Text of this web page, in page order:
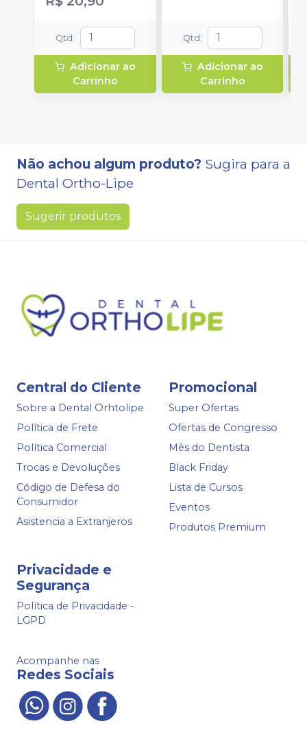
Qtd :
Adicionar ao
Carrinho
Qtd :
Adicionar ao
Carrinho
Não achou algum produto? Sugira para a
Dental Ortho-Lipe
Sugerir produtos
Central do Cliente
Sobre a Dental Orhtolipe
Política de Frete
Política Comercial
Trocas e Devoluções
Código de Defesa do
Consumidor
Asistencia a Extranjeros
Promocional
Super Ofertas
Ofertas de Congresso
Mês do Dentista
Black Friday
Lista de Cursos
Eventos
Produtos Premium
Privacidade e
Segurança
Política de Privacidade -
LGPD
Acompanhe nas
Redes Sociais